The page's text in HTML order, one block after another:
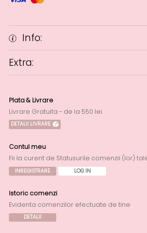
Info:
Extra:
Plata & Livrare
Livrare Gratuita - de la 550 lei.
DETALII LIVRARE
Contul meu
Fii la curent de Statusurile comenzii (lor)
INREGISTRARE LOG IN
Istoric comenzi
Evidenta comenzilor efectuate de tine
DETALII